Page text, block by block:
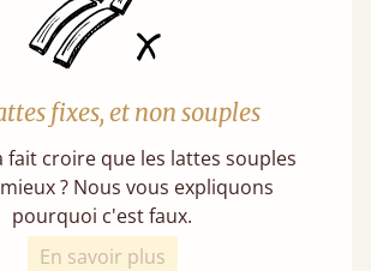
fixes, et non souples
fait croire que les lattes souples
? Nous vous expliquons
pourquoi c'est faux.
En savoir plus